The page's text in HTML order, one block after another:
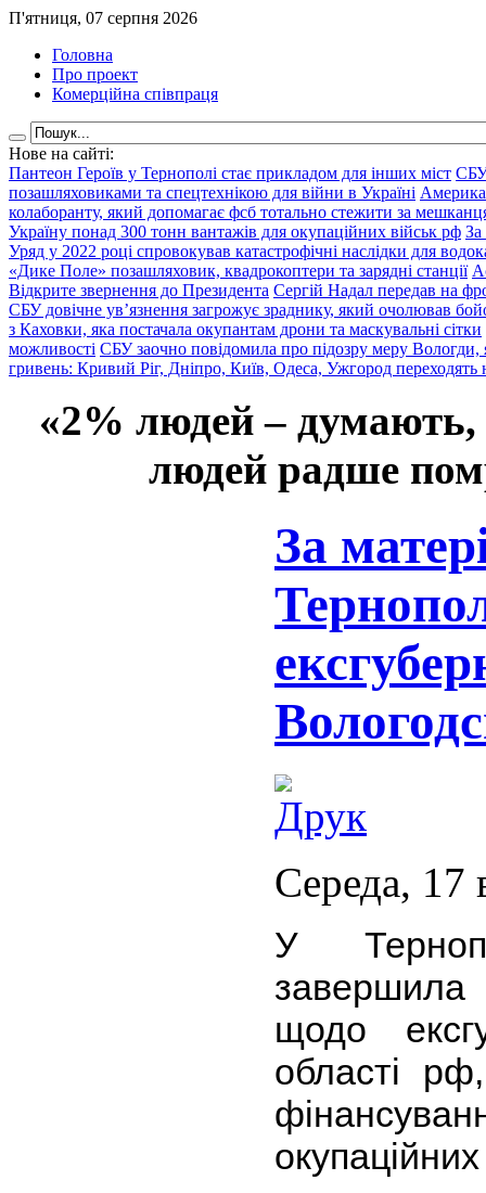
П'ятниця, 07 серпня 2026
Головна
Про проект
Комерційна співпраця
Нове на сайті:
Пантеон Героїв у Тернополі стає прикладом для інших міст СБУ
позашляховиками та спецтехнікою для війни в Україні
колаборанту, який допомагає фсб тотально стежити за
Україну понад 300 тонн вантажів для окупаційних військ рф За
Уряд у 2022 році спровокував катастрофічні наслідки для
«Дике Поле» позашляховик, квадрокоптери та зарядні станції
Відкрите звернення до Президента Сергій Надал передав на
СБУ довічне ув’язнення загрожує зраднику, який очолював
з Каховки, яка постачала окупантам дрони та маскувальні сітки
можливості СБУ заочно повідомила про підозру меру Вологди,
гривень: Кривий Ріг, Дніпро, Київ, Одеса, Ужгород переходять
«2% людей –
людей радше
За
Середа, 17
У
завершила
щодо
області
окупаційних